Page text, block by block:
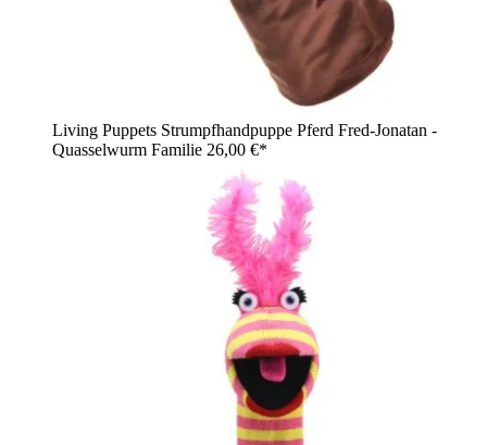
Living Puppets Strumpfhandpuppe Pferd Fred-Jonatan -
Quasselwurm Familie 26,00 €*